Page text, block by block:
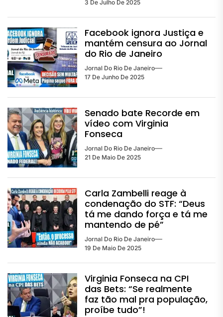
3 De Julho De 2025
Facebook ignora Justiça e
mantém censura ao Jornal
do Rio de Janeiro
Jornal Do Rio De Janeiro
17 De Junho De 2025
Senado bate Recorde em
vídeo com Virginia
Fonseca
Jornal Do Rio De Janeiro
21 De Maio De 2025
Carla Zambelli reage à
condenação do STF: “Deus
tá me dando força e tá me
mantendo de pé”
Jornal Do Rio De Janeiro
19 De Maio De 2025
Virginia Fonseca na CPI
das Bets: “Se realmente
faz tão mal pra população,
proíbe tudo”!